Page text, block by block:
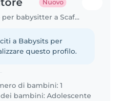
Nuovo
Lavoro per babysitter a Scafati
a Babysits per
questo profilo.
di bambini: 1
dei bambini:Adolescente